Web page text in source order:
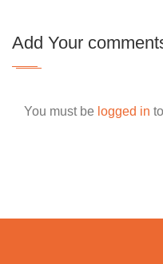
Add Your
You must be logged in